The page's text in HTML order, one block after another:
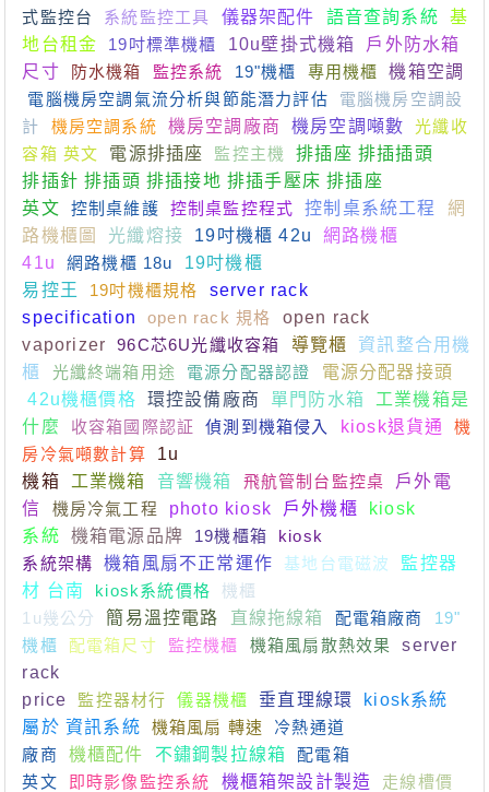
式監控台
系統監控工具 儀器架配件 語音查詢系統
基
地台租金
19吋標準機櫃 10u壁掛式機箱
戶外防水箱
尺寸
防水機箱 監控系統 19"機櫃 專用機櫃
機箱空調
電腦機房空調氣流分析與節能潛力評估
電腦機房空調設
計
機房空調系統 機房空調廠商 機房空調噸數
光纖收
容箱 英文
電源排插座 監控主機
排插座 排插插頭
排插針 排插頭 排插接地 排插手壓床 排插座
英文
控制桌維護 控制桌監控程式 控制桌系統工程
網
路機櫃圖
光纖熔接 19吋機櫃 42u
網路機櫃
41u
網路機櫃 18u
19吋機櫃
易控王
19吋機櫃規格
server rack
specification
open rack 規格
open rack
vaporizer
96C芯6U光纖收容箱 導覽櫃
資訊整合用機
櫃
光纖終端箱用途 電源分配器認證
電源分配器接頭
42u機櫃價格
環控設備廠商 單門防水箱
工業機箱是
什麼
收容箱國際認証 偵測到機箱侵入 kiosk退貨通
機
房冷氣噸數計算
1u
機箱
工業機箱 音響機箱 飛航管制台監控桌
戶外電
信
機房冷氣工程 photo kiosk 戶外機櫃
kiosk
系統
機箱電源品牌 19機櫃箱
kiosk
系統架構
機箱風扇不正常運作 基地台電磁波
監控器
材 台南
kiosk系統價格
機櫃
1u幾公分
簡易溫控電路 直線拖線箱 配電箱廠商
19"
機櫃
配電箱尺寸 監控機櫃 機箱風扇散熱效果
server
rack
price
監控器材行 儀器機櫃 垂直理線環
kiosk系統
屬於 資訊系統
機箱風扇 轉速
冷熱通道
廠商
機櫃配件 不鏽鋼製拉線箱
配電箱
英文
即時影像監控系統 機櫃箱架設計製造
走線槽價